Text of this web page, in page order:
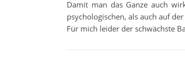
Damit man das Ganze auch
psychologischen, als auch auf
Für mich leider der schwächste